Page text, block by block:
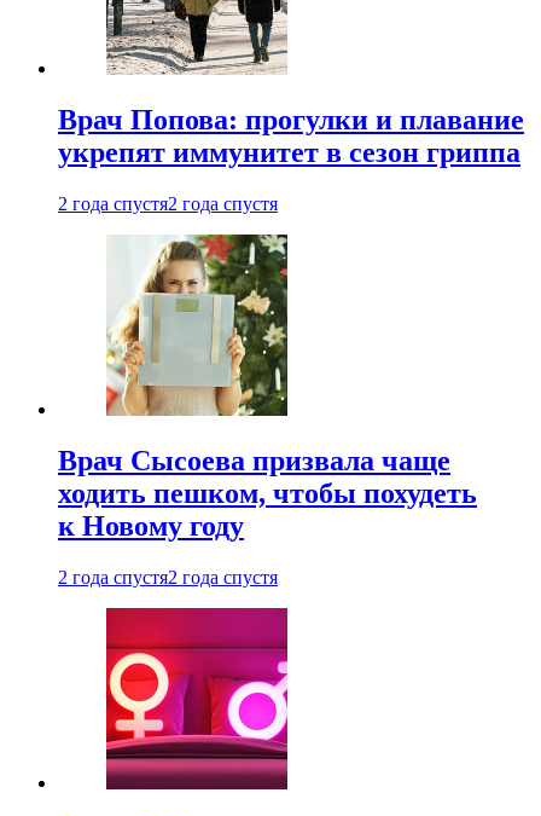
Врач Попова: прогулки и плавание
укрепят иммунитет в сезон гриппа
2 года спустя2 года спустя
Врач Сысоева призвала чаще
ходить пешком, чтобы похудеть
к Новому году
2 года спустя2 года спустя